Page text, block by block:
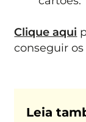
Clique aqui
conseguir
Leia